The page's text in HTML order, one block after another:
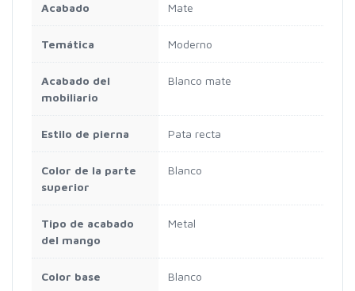
Acabado Mate
Temática Moderno
Acabado del
mobiliario
Blanco mate
Estilo de pierna Pata recta
Color de la parte
superior
Blanco
Tipo de acabado
del mango
Metal
Color base Blanco